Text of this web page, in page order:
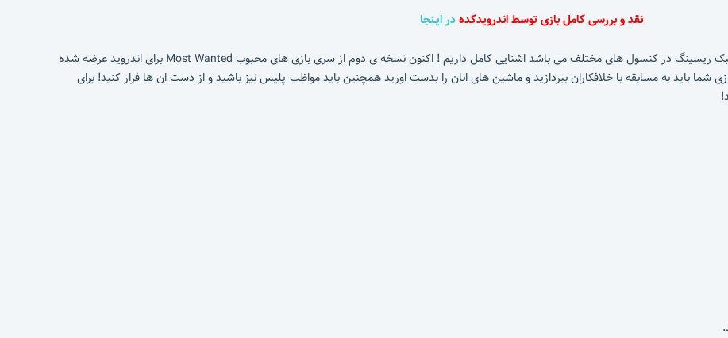
نقد و بررسی کامل بازی توسط اندرویدکدهدر ایـنجا
حتما همه ی شما با عنوان NFS که یکی از زیبا ترین بازی های سبک ریسینگ در کنسول های مختلف می باشد اشنایی کامل داریم ! اکنون نسخه ی دوم از سری بازی های محبوب Most Wanted برای اندروید عرضه شده
شما باید به مسابقه با خلافکاران ببردازید و ماشین های انان را بدست اورید همچنین باید مواظب پلیس نیز باشید و از دست ان ها فرار کنید! برای